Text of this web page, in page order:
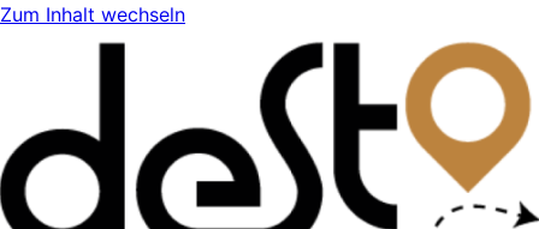
Zum Inhalt wechseln